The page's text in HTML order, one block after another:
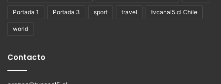
Portada 1 Portada 3 sport travel tvcanal5.cl Chile
world
Contacto